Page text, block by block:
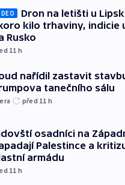
Dron na letišti u
kilo trhaviny, indicie
Rusko
11 h
nařídil zastavit
tanečního sálu
před 11 h
osadníci na
Palestince a
armádu
11 h